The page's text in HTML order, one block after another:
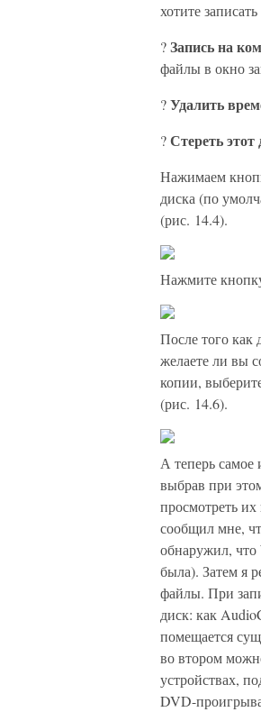
хотите
?Запись на
файлы в окно
?Удалить
?Стереть этот
Нажимаем
диска (по
(рис. 14.4).
Нажмите
После того как
желаете ли вы
копии,
(рис. 14.6).
А теперь самое
выбрав при
просмотреть
сообщил мне,
обнаружил, что
была). Затем я
файлы. При
диск: как
помещается
во втором
устройствах,
DVD-